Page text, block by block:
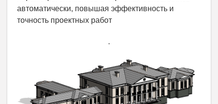
автоматически, повышая эффективность и
точность проектных работ
.